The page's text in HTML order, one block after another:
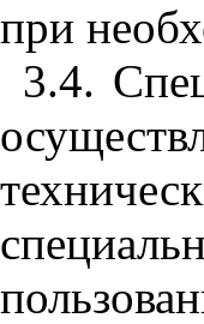
при нео
3.4.
осущ
т